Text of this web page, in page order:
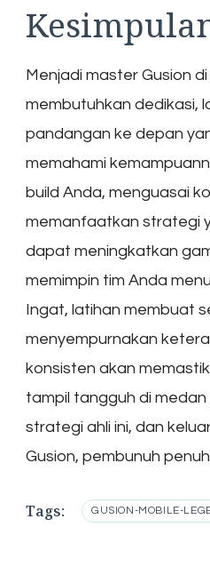
Menjadi master Gusion
membutuhkan dedikasi,
pandangan ke depan
memahami
build Anda, menguasai
memanfaatkan strategi
dapat meningkatkan
memimpin tim Anda
Ingat, latihan membuat
menyempurnakan
konsisten akan
tampil tangguh di medan
strategi ahli ini, dan
Gusion, pembunuh
Tags: GUSION-MOBILE-